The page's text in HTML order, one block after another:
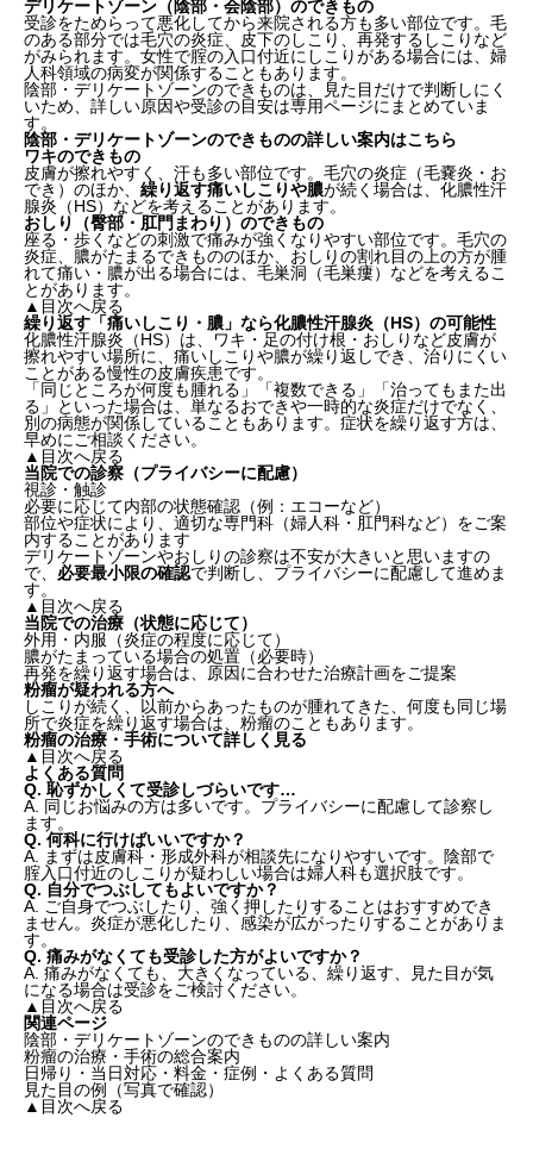
デリケートゾーン（陰部・会陰部）のできもの
受診をためらって悪化してから来院される方も多い部位です。毛
のある部分では毛穴の炎症、皮下のしこり、再発するしこりなど
がみられます。女性で腟の入口付近にしこりがある場合には、婦
人科領域の病変が関係することもあります。
陰部・デリケートゾーンのできものは、見た目だけで判断しにく
いため、詳しい原因や受診の目安は専用ページにまとめていま
す。
陰部・デリケートゾーンのできものの詳しい案内はこちら
ワキのできもの
皮膚が擦れやすく、汗も多い部位です。毛穴の炎症（毛嚢炎・お
でき）のほか、 繰り返す痛いしこりや膿が続く場合は、化膿性汗
腺炎（HS）などを考えることがあります。
おしり（臀部・肛門まわり）のできもの
座る・歩くなどの刺激で痛みが強くなりやすい部位です。毛穴の
炎症、膿がたまるできもののほか、おしりの割れ目の上の方が腫
れて痛い・膿が出る場合には、毛巣洞（毛巣瘻）などを考えるこ
とがあります。
▲目次へ戻る
繰り返す「痛いしこり・膿」なら化膿性汗腺炎（HS）の可能性
化膿性汗腺炎（HS）は、ワキ・足の付け根・おしりなど皮膚が
擦れやすい場所に、痛いしこりや膿が繰り返しでき、治りにくい
ことがある慢性の皮膚疾患です。
「同じところが何度も腫れる」「複数できる」「治ってもまた出
る」といった場合は、単なるおできや一時的な炎症だけでなく、
別の病態が関係していることもあります。症状を繰り返す方は、
早めにご相談ください。
▲目次へ戻る
当院での診察（プライバシーに配慮）
視診・触診
必要に応じて内部の状態確認（例：エコーなど）
部位や症状により、適切な専門科（婦人科・肛門科など）をご案
内することがあります
デリケートゾーンやおしりの診察は不安が大きいと思いますの
で、 必要最小限の確認で判断し、プライバシーに配慮して進めま
す。
▲目次へ戻る
当院での治療（状態に応じて）
外用・内服（炎症の程度に応じて）
膿がたまっている場合の処置（必要時）
再発を繰り返す場合は、原因に合わせた治療計画をご提案
粉瘤が疑われる方へ
しこりが続く、以前からあったものが腫れてきた、何度も同じ場
所で炎症を繰り返す場合は、粉瘤のこともあります。
粉瘤の治療・手術について詳しく見る
▲目次へ戻る
よくある質問
Q. 恥ずかしくて受診しづらいです…
A. 同じお悩みの方は多いです。プライバシーに配慮して診察し
ます。
Q. 何科に行けばいいですか？
A. まずは皮膚科・形成外科が相談先になりやすいです。陰部で
腟入口付近のしこりが疑わしい場合は婦人科も選択肢です。
Q. 自分でつぶしてもよいですか？
A. ご自身でつぶしたり、強く押したりすることはおすすめでき
ません。炎症が悪化したり、感染が広がったりすることがありま
す。
Q. 痛みがなくても受診した方がよいですか？
A. 痛みがなくても、大きくなっている、繰り返す、見た目が気
になる場合は受診をご検討ください。
▲目次へ戻る
関連ページ
陰部・デリケートゾーンのできものの詳しい案内
粉瘤の治療・手術の総合案内
日帰り・当日対応・料金・症例・よくある質問
見た目の例（写真で確認）
▲目次へ戻る